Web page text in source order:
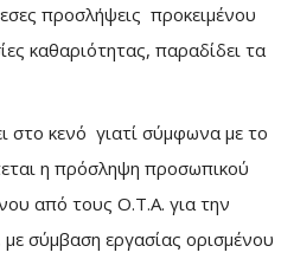
προσλήψεις προκειμένου
καθαριότητας, παραδίδει τα
στο κενό γιατί σύμφωνα με το
η πρόσληψη προσωπικού
από τους Ο.Τ.Α. για την
σύμβαση εργασίας ορισμένου